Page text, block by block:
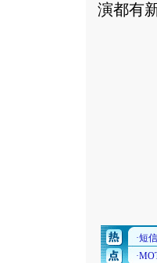
演都有